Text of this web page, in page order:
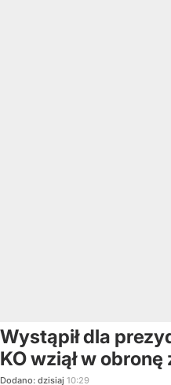
Wystąpił dla
KO wziął w
Dodano: dzisiaj 10:29